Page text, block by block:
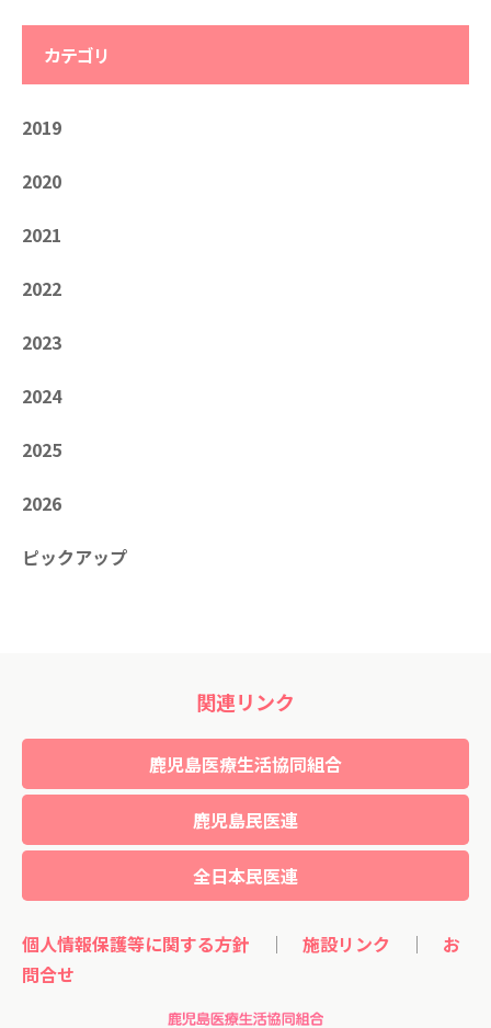
カテゴリ
2019
2020
2021
2022
2023
2024
2025
2026
ピックアップ
関連リンク
鹿児島医療生活協同組合
鹿児島民医連
全日本民医連
個人情報保護等に関する方針 ｜ 施設リンク ｜ お
問合せ